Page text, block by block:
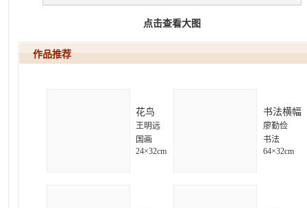
点击查看大图
作品推荐
花鸟
王明远
国画
24×32cm
书法横幅
廖勤俭
书法
64×32cm